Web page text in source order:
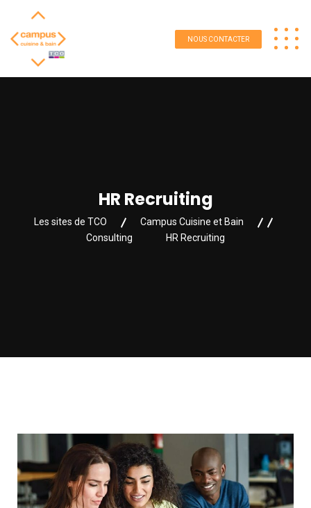
NOUS CONTACTER
HR Recruiting
Les sites de TCO
Campus Cuisine et Bain
Consulting
HR Recruiting